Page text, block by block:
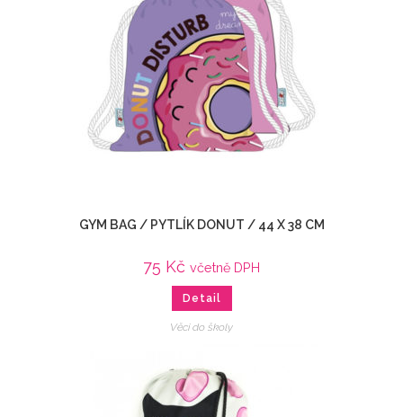
GYM BAG / PYTLÍK DONUT / 44 X 38 CM
75 Kč včetně DPH
Detail
Věci do školy